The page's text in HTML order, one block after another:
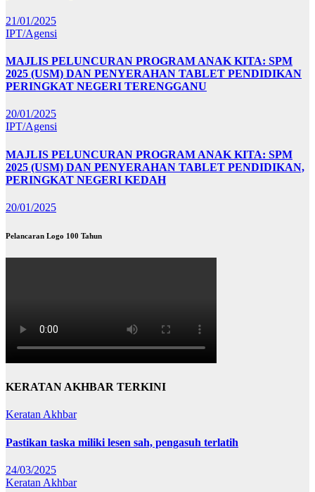
21/01/2025
IPT/Agensi
MAJLIS PELUNCURAN PROGRAM ANAK KITA: SPM
2025 (USM) DAN PENYERAHAN TABLET PENDIDIKAN
PERINGKAT NEGERI TERENGGANU
20/01/2025
IPT/Agensi
MAJLIS PELUNCURAN PROGRAM ANAK KITA: SPM
2025 (USM) DAN PENYERAHAN TABLET PENDIDIKAN,
PERINGKAT NEGERI KEDAH
20/01/2025
Pelancaran Logo 100 Tahun
KERATAN AKHBAR TERKINI
Keratan Akhbar
Pastikan taska miliki lesen sah, pengasuh terlatih
24/03/2025
Keratan Akhbar